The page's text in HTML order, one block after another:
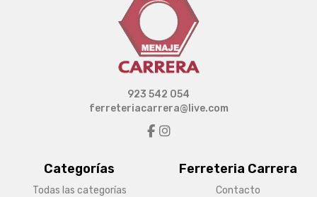
Categorías
Todas las categorías
Ferreteria Carrera
Contacto
923 542 054
ferreteriacarrera@live.com